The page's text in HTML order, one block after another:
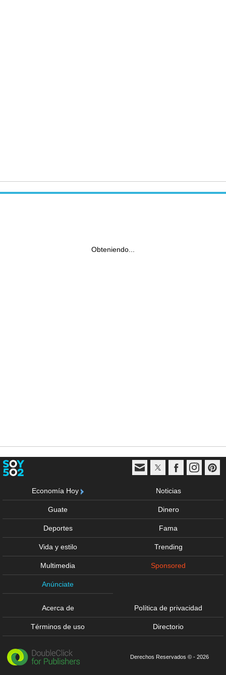
Obteniendo...
Economía Hoy Noticias
Guate Dinero
Deportes Fama
Vida y estilo Trending
Multimedia Sponsored
Anúnciate
Acerca de Política de privacidad
Términos de uso Directorio
Derechos Reservados © - 2026